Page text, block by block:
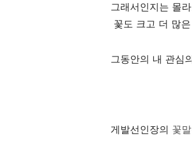
그래서
꽃도 크고 더 많
그동안의 내 관심
게발선인장의 꽃